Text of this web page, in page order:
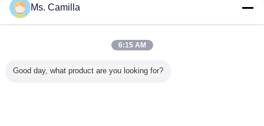
অধিকফাউন্ডেশন তুরপুন সরঞ্জাম
Ms. Camilla
6:15 AM
Good day, what product are you looking for?